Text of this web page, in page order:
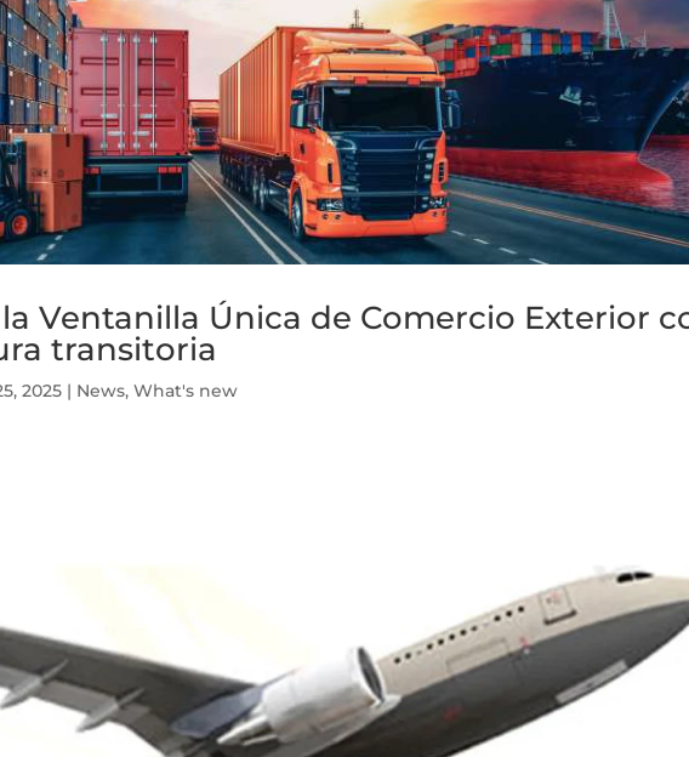
Ventanilla Única de Comercio Exterior
transitoria
2025 | News,What's new